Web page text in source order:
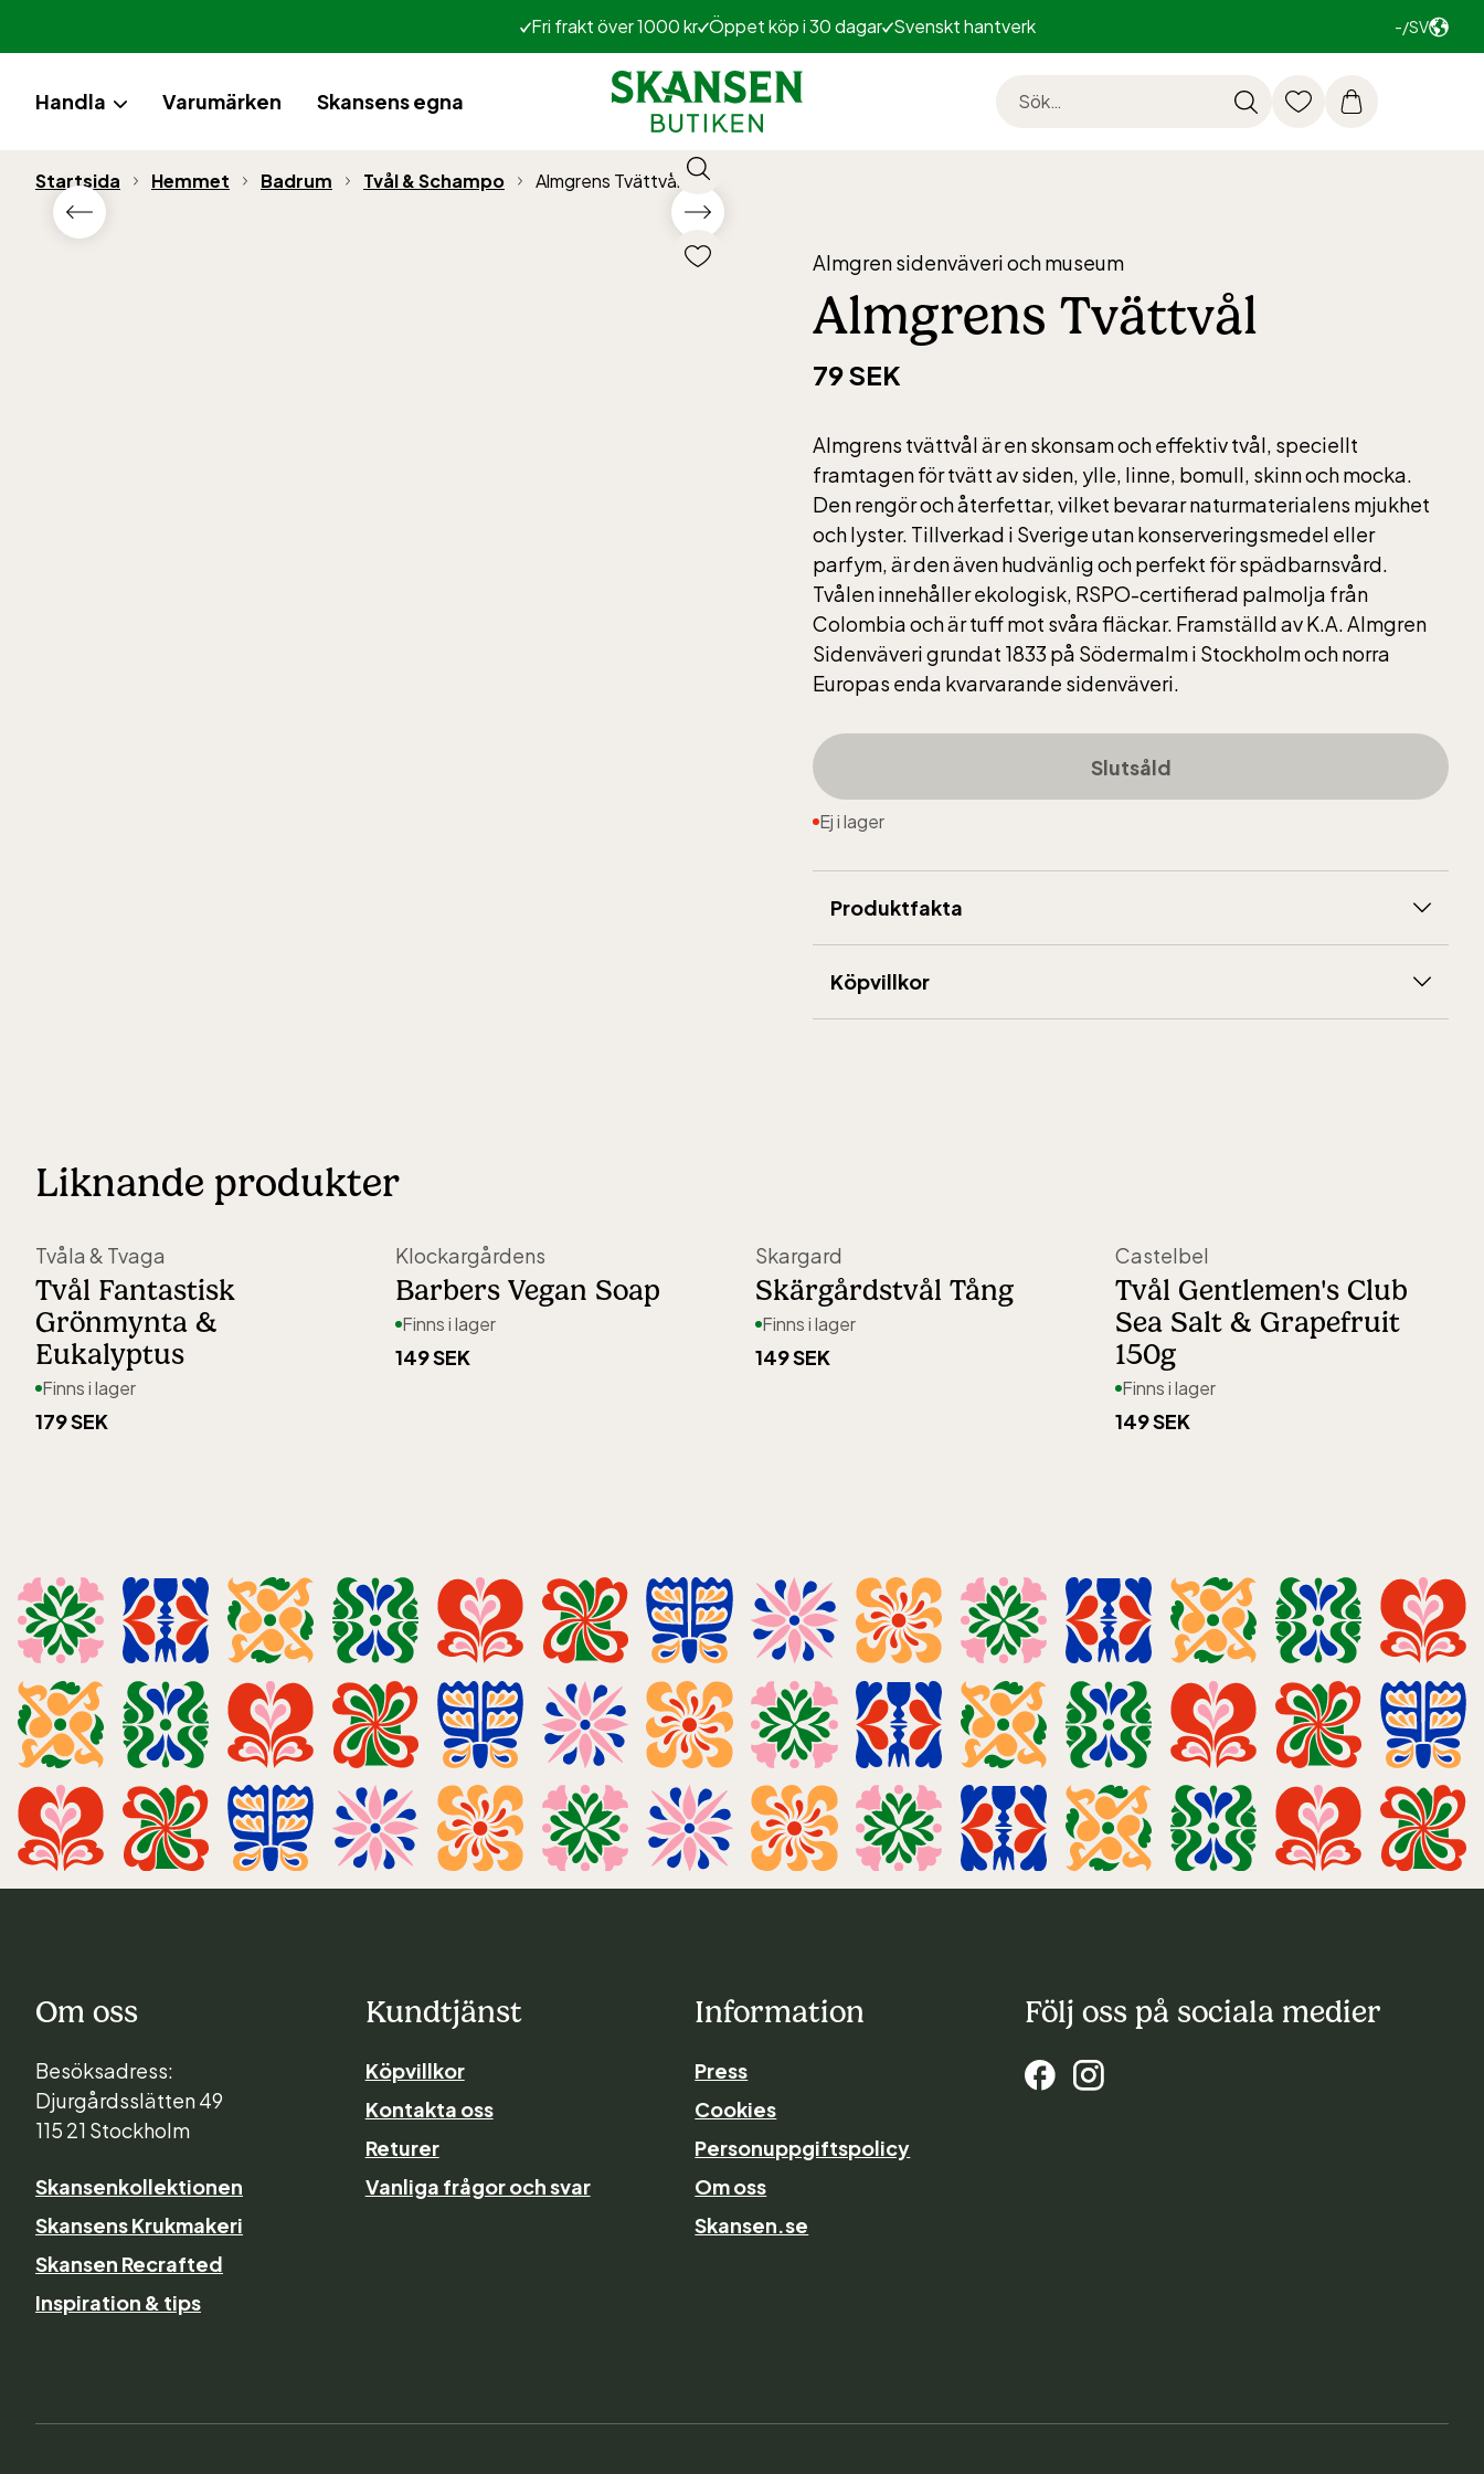
Fri frakt över 1000 kr Öppet köp i 30 dagar Svenskt hantverk -/SV
Handla Varumärken Skansens egna
Startsida Hemmet Badrum Tvål & Schampo Almgrens Tvättvål
Almgren sidenväveri och museum
Almgrens Tvättvål
79 SEK
Almgrens tvättvål är en skonsam och effektiv tvål, speciellt
framtagen för tvätt av siden, ylle, linne, bomull, skinn och mocka.
Den rengör och återfettar, vilket bevarar naturmaterialens mjukhet
och lyster. Tillverkad i Sverige utan konserveringsmedel eller
parfym, är den även hudvänlig och perfekt för spädbarnsvård.
Tvålen innehåller ekologisk, RSPO-certifierad palmolja från
Colombia och är tuff mot svåra fläckar. Framställd av K.A. Almgren
Sidenväveri grundat 1833 på Södermalm i Stockholm och norra
Europas enda kvarvarande sidenväveri.
Slutsåld
Ej i lager
Produktfakta
Vikt (gram)
Köpvillkor
Liknande produkter
Tvåla & Tvaga
Tvål Fantastisk
Grönmynta &
Eukalyptus
Finns i lager
179 SEK
Klockargårdens
Barbers Vegan Soap
Finns i lager
149 SEK
Skargard
Skärgårdstvål Tång
Finns i lager
149 SEK
Castelbel
Tvål Gentlemen's Club
Sea Salt & Grapefruit
150g
Finns i lager
149 SEK
Om oss
Besöksadress:
Djurgårdsslätten 49
115 21 Stockholm
Skansenkollektionen
Skansens Krukmakeri
Skansen Recrafted
Inspiration & tips
Kundtjänst
Köpvillkor
Kontakta oss
Returer
Vanliga frågor och svar
Information
Press
Cookies
Personuppgiftspolicy
Om oss
Skansen.se
Följ oss på sociala medier